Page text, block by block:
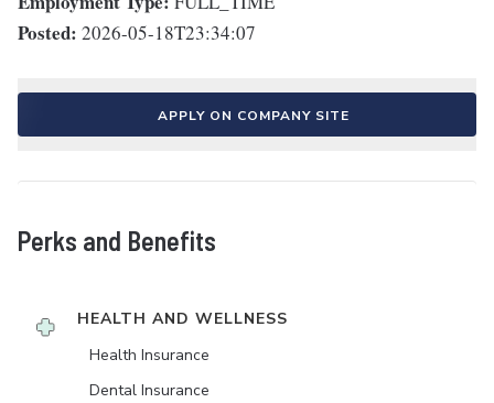
Posted: 2026-05-18T23:34:07
APPLY ON COMPANY SITE
Perks and Benefits
HEALTH AND WELLNESS
Health Insurance
Dental Insurance